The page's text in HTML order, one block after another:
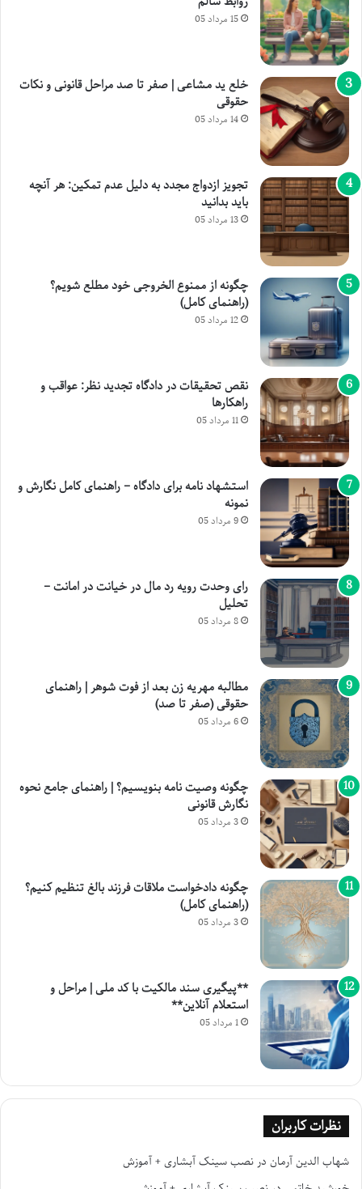
15 مرداد 05
خلع ید مشاعی | صفر تا صد مراحل قانونی و نکات
حقوقی
14 مرداد 05
تجویز ازدواج مجدد به دلیل عدم تمکین: هر آنچه
باید بدانید
13 مرداد 05
چگونه از ممنوع الخروجی خود مطلع شویم؟
(راهنمای کامل)
12 مرداد 05
نقص تحقیقات در دادگاه تجدید نظر: عواقب و
راهکارها
11 مرداد 05
استشهاد نامه برای دادگاه – راهنمای کامل نگارش و
نمونه
9 مرداد 05
رای وحدت رویه رد مال در خیانت در امانت –
تحلیل
8 مرداد 05
مطالبه مهریه زن بعد از فوت شوهر | راهنمای
حقوقی (صفر تا صد)
6 مرداد 05
چگونه وصیت نامه بنویسیم؟ | راهنمای جامع نحوه
نگارش قانونی
3 مرداد 05
چگونه دادخواست ملاقات فرزند بالغ تنظیم کنیم؟
(راهنمای کامل)
3 مرداد 05
**پیگیری سند مالکیت با کد ملی | مراحل و
استعلام آنلاین**
1 مرداد 05
نظرات کاربران
شهاب الدین آرمان درنصب سینک آبشاری + آموزش